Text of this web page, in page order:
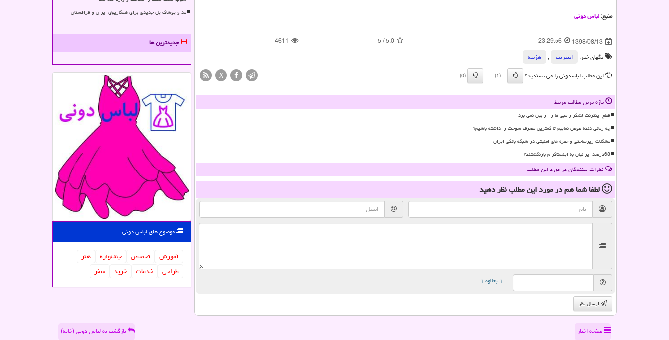
منبع:لباس دونی
1398/08/13
23:29:56
5.0
/
5
4611
تگهای خبر:
اینترنت ,
هزینه
این مطلب لباسدونی را می پسندید؟
(1)
(0)
X
تازه ترین مطالب مرتبط
قطع اینترنت لشکر زامبی ها را از بین نمی برد
چه زمانی دنده عوض نماییم تا کمترین مصرف سوخت را داشته باشیم؟
مشکلات زیرساختی و حفره های امنیتی در شبکه بانکی ایران
68درصد ایرانیان به اینستاگرام بازنگشتند؟
نظرات بینندگان در مورد این مطلب
لطفا شما همدر مورد این مطلبنظر دهید
= ۱ بعلاوه ۱
ارسال نظر
مد و پوشاک پل جدیدی برای همکاریهای ایران و قزاقستان
جدیدترین ها
موضوع های لباس دونی
آموزش تخصص جشنواره
هنر
طراحی
خدمات خرید سفر
صفحه اخبار بازگشت به لباس دونی (خانه)